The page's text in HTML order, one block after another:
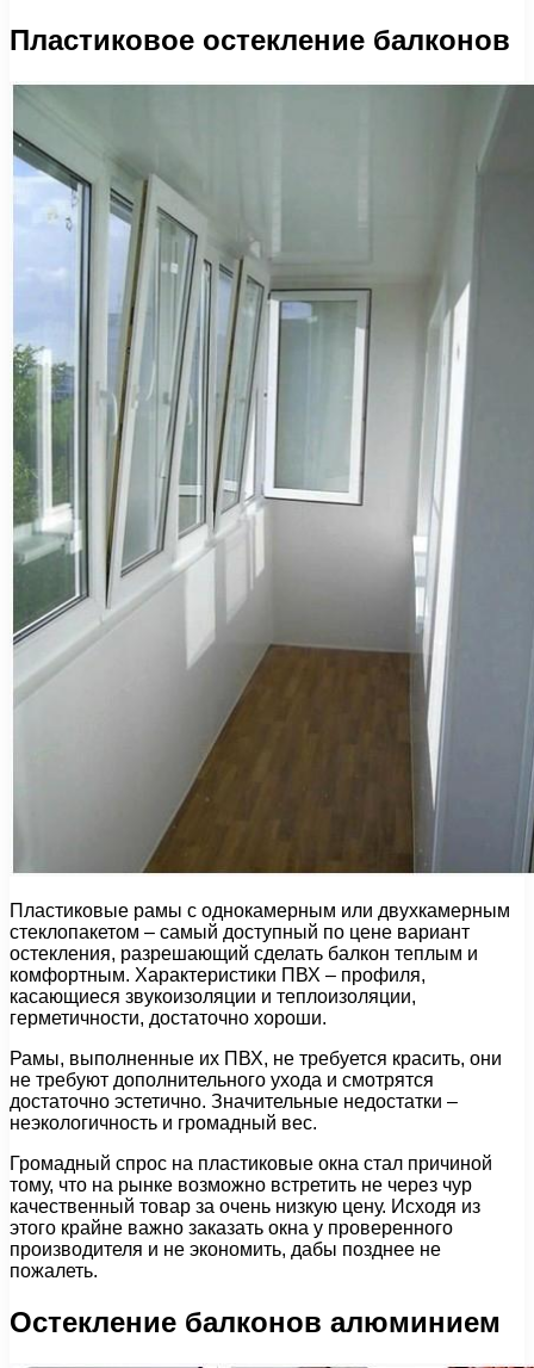
Пластиковое остекление балконов
Пластиковые рамы с однокамерным или двухкамерным
стеклопакетом – самый доступный по цене вариант
остекления, разрешающий сделать балкон теплым и
комфортным. Характеристики ПВХ – профиля,
касающиеся звукоизоляции и теплоизоляции,
герметичности, достаточно хороши.
Рамы, выполненные их ПВХ, не требуется красить, они
не требуют дополнительного ухода и смотрятся
достаточно эстетично. Значительные недостатки –
неэкологичность и громадный вес.
Громадный спрос на пластиковые окна стал причиной
тому, что на рынке возможно встретить не через чур
качественный товар за очень низкую цену. Исходя из
этого крайне важно заказать окна у проверенного
производителя и не экономить, дабы позднее не
пожалеть.
Остекление балконов алюминием